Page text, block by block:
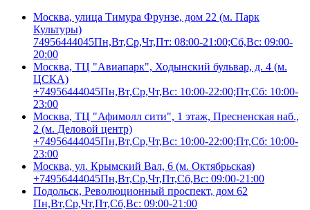
Москва, улица Тимура Фрунзе, дом 22 (м. Парк
Культуры)
74956444045Пн,Вт,Ср,Чт,Пт: 08:00-21:00;Сб,Вс: 09:00-
20:00
Москва, ТЦ "Авиапарк", Ходынский бульвар, д. 4 (м.
ЦСКА)
+74956444045Пн,Вт,Ср,Чт,Вс: 10:00-22:00;Пт,Сб: 10:00-
23:00
Москва, ТЦ "Афимолл сити", 1 этаж, Пресненская наб.,
2 (м. Деловой центр)
+74956444045Пн,Вт,Ср,Чт,Вс: 10:00-22:00;Пт,Сб: 10:00-
23:00
Москва, ул. Крымский Вал, 6 (м. Октябрьская)
+74956444045Пн,Вт,Ср,Чт,Пт,Сб,Вс: 09:00-21:00
Подольск, Революционный проспект, дом 62
Пн,Вт,Ср,Чт,Пт,Сб,Вс: 09:00-21:00